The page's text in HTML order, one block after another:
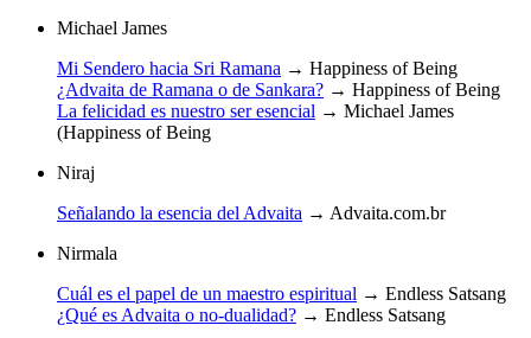
Michael James
Mi Sendero hacia Sri Ramana → Happiness of Being
¿Advaita de Ramana o de Sankara? → Happiness of Being
La felicidad es nuestro ser esencial → Michael James
(Happiness of Being
Niraj
Señalando la esencia del Advaita → Advaita.com.br
Nirmala
Cuál es el papel de un maestro espiritual → Endless Satsang
¿Qué es Advaita o no-dualidad? → Endless Satsang